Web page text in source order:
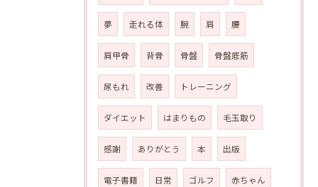
夢 走れる体 腕 肩 腰
肩甲骨 背骨 骨盤 骨盤底筋
尿もれ 改善 トレーニング
ダイエット はまりもの 毛玉取り
感謝 ありがとう 本 出版
電子書籍 日常 ゴルフ 赤ちゃん